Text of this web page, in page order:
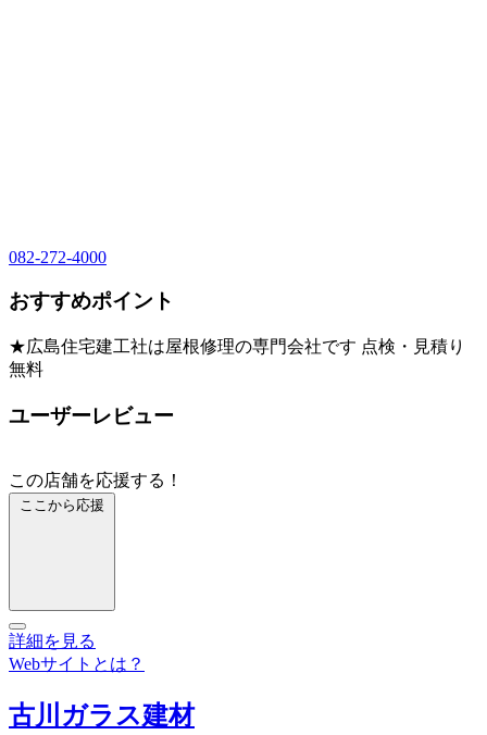
082-272-4000
おすすめポイント
★広島住宅建工社は屋根修理の専門会社です 点検・見積り
無料
ユーザーレビュー
この店舗を応援する！
ここから応援
詳細を見る
Webサイトとは？
古川ガラス建材